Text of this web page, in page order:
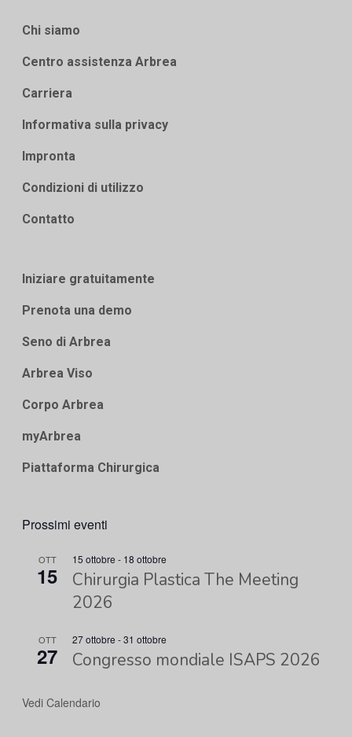
Chi siamo
Centro assistenza Arbrea
Carriera
Informativa sulla privacy
Impronta
Condizioni di utilizzo
Contatto
Iniziare gratuitamente
Prenota una demo
Seno di Arbrea
Arbrea Viso
Corpo Arbrea
myArbrea
Piattaforma Chirurgica
Prossimi eventi
OTT
15
15 ottobre - 18 ottobre
Chirurgia Plastica The Meeting
2026
OTT
27
27 ottobre -31 ottobre
Congresso mondiale ISAPS 2026
Vedi Calendario